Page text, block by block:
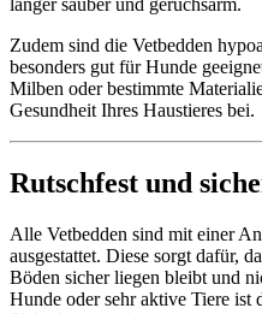
Zudem sind die Vetbedden
besonders gut für Hunde
Milben oder bestimmte
Gesundheit Ihres Haustieres bei.
Rutschfest und
Alle Vetbedden sind mit einer
ausgestattet. Diese sorgt dafür,
Böden sicher liegen bleibt und
Hunde oder sehr aktive Tiere ist